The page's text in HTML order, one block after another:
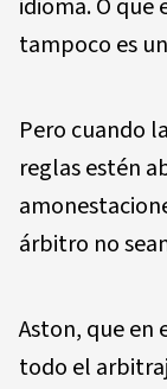
idioma. O
tampoco es
Pero cuando
reglas estén
árbitro no
Aston, que en
todo el